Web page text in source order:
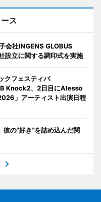
ス
会社INGENS GLOBUS
設立に関する調印式を実施
クフェスティバ
、2日目にAlesso
」アーティスト出演日程
の“好き”を詰め込んだ関